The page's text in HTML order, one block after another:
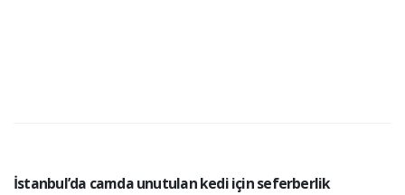
İstanbul’da camda unutulan kedi için seferberlik